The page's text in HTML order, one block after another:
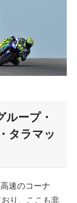
ループ・
タラマッ
速のコーナ
り、ここも非